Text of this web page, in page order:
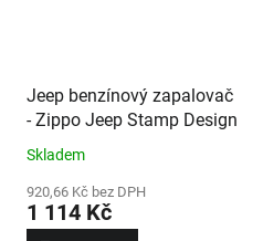
Jeep benzínový zapalovač
- Zippo Jeep Stamp Design
Skladem
920,66 Kč bez DPH
1 114 Kč